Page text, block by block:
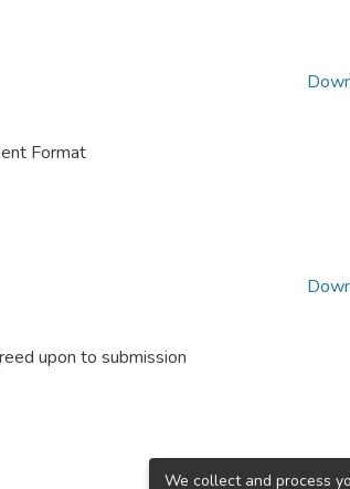
Format
upon to submission
We collect and process